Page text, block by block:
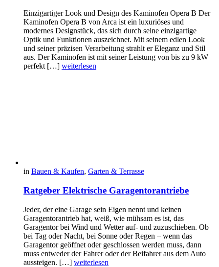
Einzigartiger Look und Design des Kaminofen Opera B Der
Kaminofen Opera B von Arca ist ein luxuriöses und
modernes Designstück, das sich durch seine einzigartige
Optik und Funktionen auszeichnet. Mit seinem edlen Look
und seiner präzisen Verarbeitung strahlt er Eleganz und Stil
aus. Der Kaminofen ist mit seiner Leistung von bis zu 9 kW
perfekt […] weiterlesen
in Bauen & Kaufen, Garten & Terrasse
Ratgeber Elektrische Garagentorantriebe
Jeder, der eine Garage sein Eigen nennt und keinen
Garagentorantrieb hat, weiß, wie mühsam es ist, das
Garagentor bei Wind und Wetter auf- und zuzuschieben. Ob
bei Tag oder Nacht, bei Sonne oder Regen – wenn das
Garagentor geöffnet oder geschlossen werden muss, dann
muss entweder der Fahrer oder der Beifahrer aus dem Auto
aussteigen. […] weiterlesen